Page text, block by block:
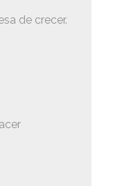
de crecer.